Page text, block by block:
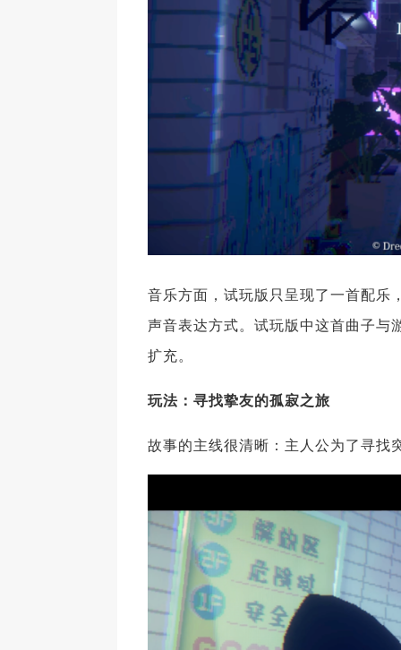
音乐方面，试玩版只呈现了一首配
声音表达方式。试玩版中这首曲子与
扩充。
玩法：寻找挚友的孤寂之旅
故事的主线很清晰：主人公为了寻找